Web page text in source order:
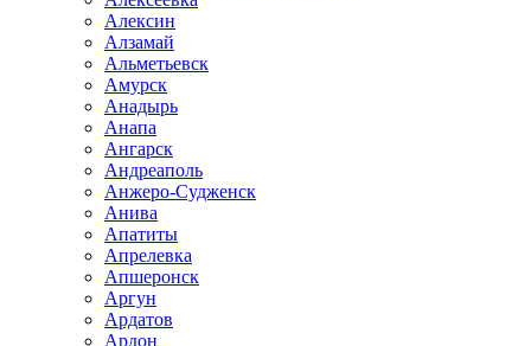
Алексин
Алзамай
Альметьевск
Амурск
Анадырь
Анапа
Ангарск
Андреаполь
Анжеро-Судженск
Анива
Апатиты
Апрелевка
Апшеронск
Аргун
Ардатов
Ардон